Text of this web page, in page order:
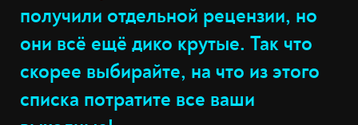
получили отдельной рецензии, но
они всё ещё дико крутые. Так что
скорее выбирайте, на что из этого
списка потратите все ваши